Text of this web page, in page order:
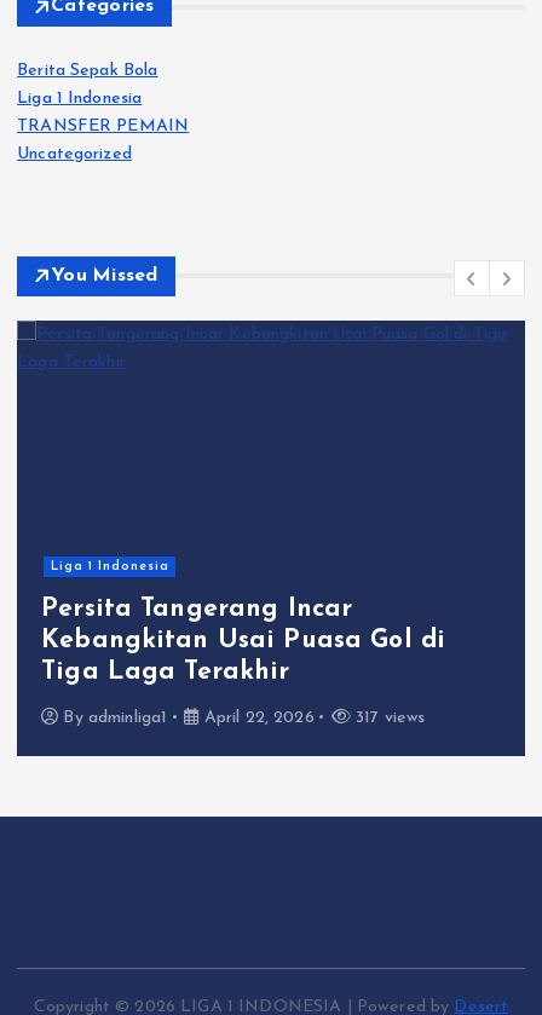
Categories
Berita Sepak Bola
Liga 1 Indonesia
TRANSFER PEMAIN
Uncategorized
You Missed
Liga 1 Indonesia
Persita Tangerang Incar
Kebangkitan Usai Puasa Gol di
Tiga Laga Terakhir
By adminliga1 April 22, 2026 317 views
Copyright © 2026 LIGA 1 INDONESIA | Powered by Desert